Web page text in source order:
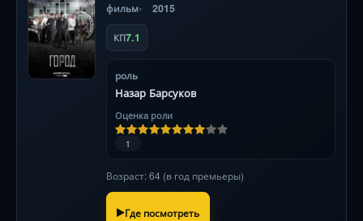
фильм 2015
КП7.1
роль
Назар Барсуков
Оценка роли
1
Возраст: 64 (в год премьеры)
Где посмотреть